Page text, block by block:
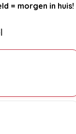
= morgen in huis!